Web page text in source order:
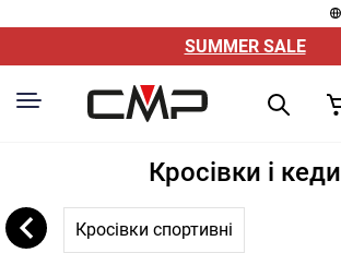
SUMMER SALE
Кросівки і кеди
Кросівки спортивні